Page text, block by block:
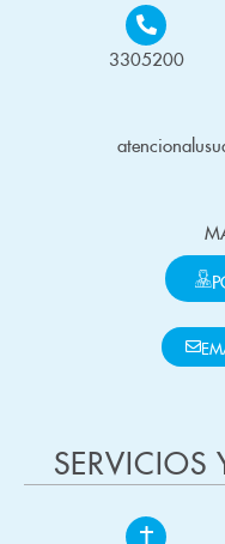
3305200
SERVICIOS